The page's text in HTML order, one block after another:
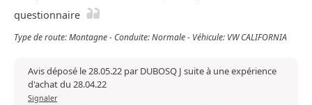
questionnaire
Type de route: Montagne - Conduite: Normale - Véhicule: VW CALIFORNIA
Avis déposé le 28.05.22 par DUBOSQ J suite à une expérience
d'achat du 28.04.22
Signaler